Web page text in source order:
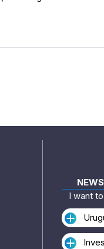
I want